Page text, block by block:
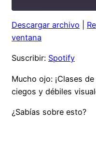
Spotify
SHARE
Descargar archivo
ventana
Suscribir: Spotify
Mucho ojo: ¡Clases
ciegos y débiles
¿Sabías sobre esto?